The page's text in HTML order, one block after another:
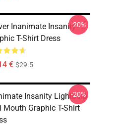
Inanimate Insanity
T-Shirt Dress
€ $29.5
-20%
Insanity Lightbulb
Mouth Graphic T-Shirt
-20%